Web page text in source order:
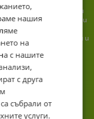
поддържаме и
Като магазин и
сервиз на едно място
бърза реакция и
познаване на твоята
система.
нашия
на
с нашите
с друга
събрали от
услуги.